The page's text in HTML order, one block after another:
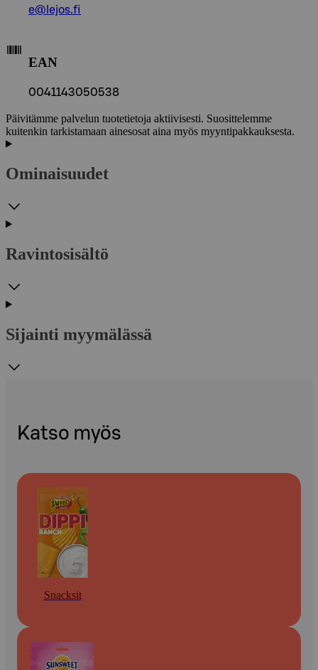
e@lejos.fi
EAN
0041143050538
Päivitämme palvelun tuotetietoja aktiivisesti. Suosittelemme
kuitenkin tarkistamaan ainesosat aina myös myyntipakkauksesta.
Ominaisuudet
Ravintosisältö
Sijainti myymälässä
Katso myös
Snacksit